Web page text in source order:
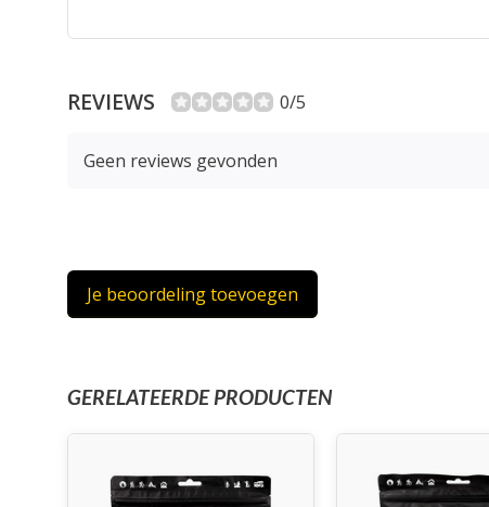
REVIEWS 0/5
Geen reviews gevonden
Je beoordeling toevoegen
GERELATEERDE PRODUCTEN